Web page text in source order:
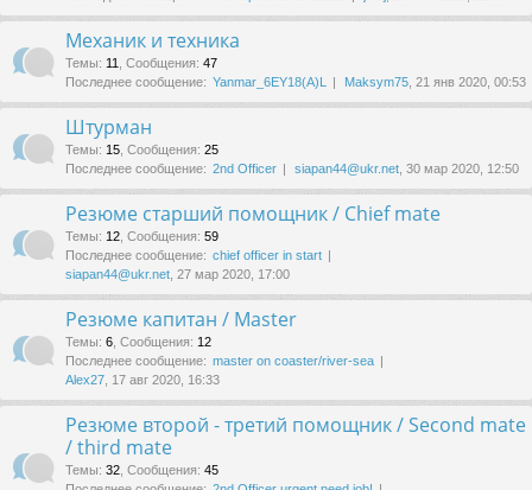
Механик и техника
Темы: 11 Сообщения: 47
Последнее сообщение: Yanmar_6EY18(A)L Maksym75 , 21 янв 2020, 00:53
Штурман
Темы: 15 Сообщения: 25
Последнее сообщение: 2nd Officer siapan44@ukr.net , 30 мар 2020, 12:50
Резюме старший помощник / Chief mate
Темы: 12 Сообщения: 59
Последнее сообщение: chief officer in start
siapan44@ukr.net , 27 мар 2020, 17:00
Резюме капитан / Master
Темы: 6 Сообщения: 12
Последнее сообщение: master on coaster/river-sea
Alex27 , 17 авг 2020, 16:33
Резюме второй - третий помощник / Second mate
/ third mate
Темы: 32 Сообщения: 45